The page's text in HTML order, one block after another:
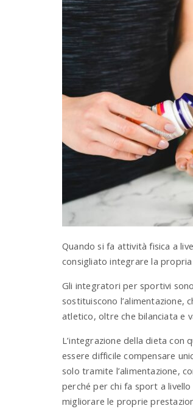
Quando si fa attività fisica a
consigliato integrare la
Gli integratori per sportivi
sostituiscono l’alimentazione,
atletico, oltre che bilanciata e
L’integrazione della dieta con
essere difficile compensare
solo tramite l’alimentazione,
perché per chi fa sport a
migliorare le proprie